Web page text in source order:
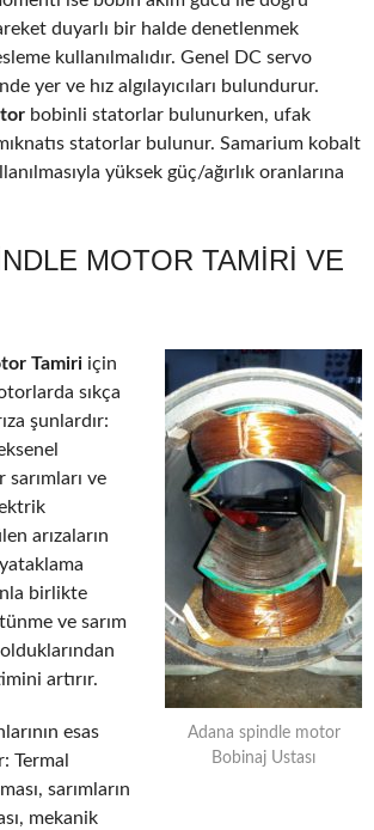
duyarlı bir halde denetlenmek
kullanılmalıdır. Genel DC servo
yer ve hız algılayıcıları bulundurur.
bobinli statorlar bulunurken, ufak
statorlar bulunur. Samarium kobalt
yüksek güç/ağırlık oranlarına
MOTOR TAMIRI VE
Adana spindle motor
Bobinaj Ustası
Tamiri için
sıkça
şunlardır:
ve
arızaların
birlikte
ve sarım
artırır.
esas
Termal
sarımların
mekanik